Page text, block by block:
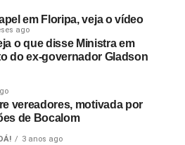
em Floripa, veja o vídeo
ago
o que disse Ministra em
do ex-governador Gladson
vereadores, motivada por
de Bocalom
3 anos ago